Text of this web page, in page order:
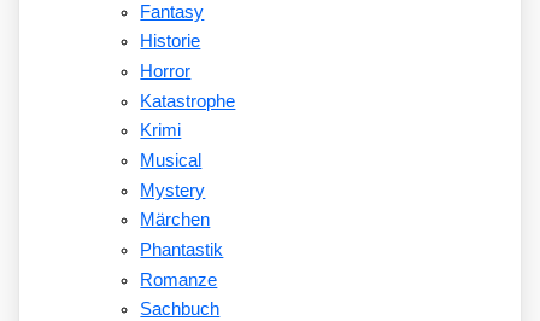
Fantasy
Historie
Horror
Katastrophe
Krimi
Musical
Mystery
Märchen
Phantastik
Romanze
Sachbuch